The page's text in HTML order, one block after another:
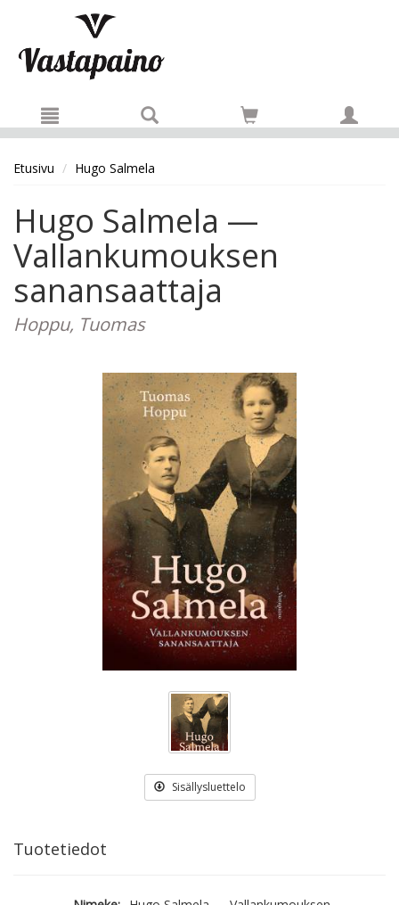
Etusivu Hugo Salmela
Hugo Salmela —
Vallankumouksen
sanansaattaja
Hoppu, Tuomas
Sisällysluettelo
Tuotetiedot